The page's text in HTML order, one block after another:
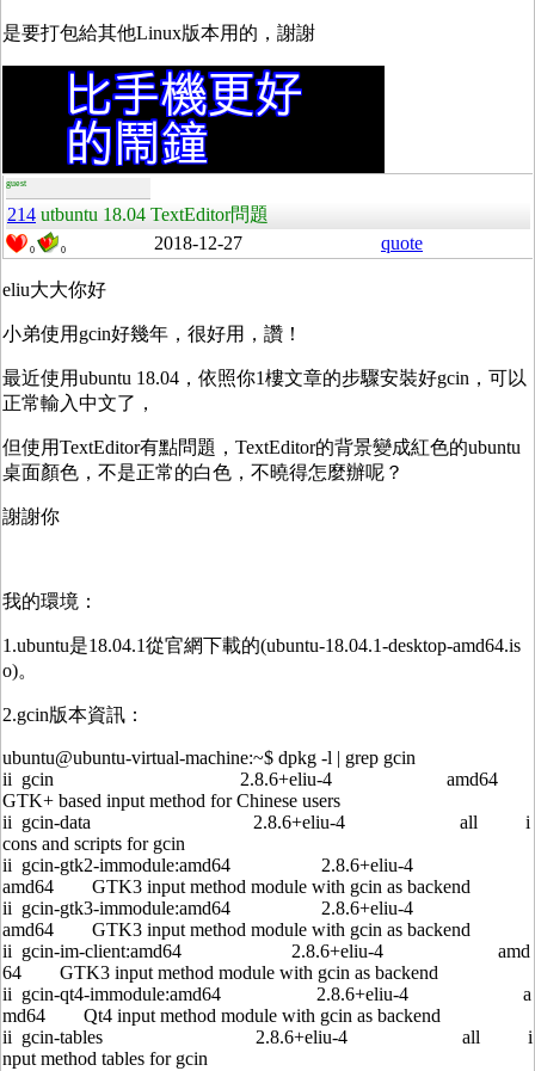
是要打包給其他Linux版本用的，謝謝
guest
214 utbuntu 18.04 TextEditor問題
0 0 2018-12-27 quote
eliu大大你好
小弟使用gcin好幾年，很好用，讚！
最近使用ubuntu 18.04，依照你1樓文章的步驟安裝好gcin，可以
正常輸入中文了，
但使用TextEditor有點問題，TextEditor的背景變成紅色的ubuntu
桌面顏色，不是正常的白色，不曉得怎麼辦呢？
謝謝你
我的環境：
1.ubuntu是18.04.1從官網下載的(ubuntu-18.04.1-desktop-amd64.is
o)。
2.gcin版本資訊：
ubuntu@ubuntu-virtual-machine:~$ dpkg -l | grep gcin
ii gcin 2.8.6+eliu-4 amd64
GTK+ based input method for Chinese users
ii gcin-data 2.8.6+eliu-4 all i
cons and scripts for gcin
ii gcin-gtk2-immodule:amd64 2.8.6+eliu-4
amd64 GTK3 input method module with gcin as backend
ii gcin-gtk3-immodule:amd64 2.8.6+eliu-4
amd64 GTK3 input method module with gcin as backend
ii gcin-im-client:amd64 2.8.6+eliu-4 amd
64 GTK3 input method module with gcin as backend
ii gcin-qt4-immodule:amd64 2.8.6+eliu-4 a
md64 Qt4 input method module with gcin as backend
ii gcin-tables 2.8.6+eliu-4 all i
nput method tables for gcin